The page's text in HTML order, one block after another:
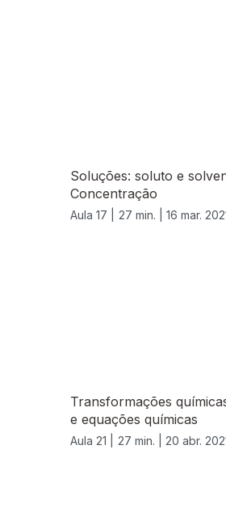
Soluções: soluto e
Concentração
Aula 17 | 27 min. | 16 mar.
Transformações
e equações químicas
Aula 21 | 27 min. | 20 abr.